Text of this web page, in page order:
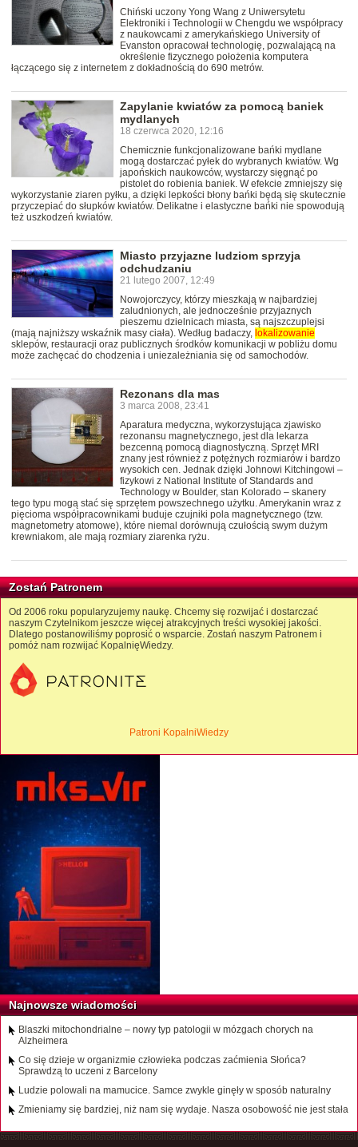
Chiński uczony Yong Wang z Uniwersytetu
Elektroniki i Technologii w Chengdu we współpracy
z naukowcami z amerykańskiego University of
Evanston opracował technologię, pozwalającą na
określenie fizycznego położenia komputera
łączącego się z internetem z dokładnością do 690 metrów.
Zapylanie kwiatów za pomocą baniek
mydlanych
18 czerwca 2020, 12:16
Chemicznie funkcjonalizowane bańki mydlane
mogą dostarczać pyłek do wybranych kwiatów. Wg
japońskich naukowców, wystarczy sięgnąć po
pistolet do robienia baniek. W efekcie zmniejszy się
wykorzystanie ziaren pyłku, a dzięki lepkości błony bańki będą się skutecznie
przyczepiać do słupków kwiatów. Delikatne i elastyczne bańki nie spowodują
też uszkodzeń kwiatów.
Miasto przyjazne ludziom sprzyja
odchudzaniu
21 lutego 2007, 12:49
Nowojorczycy, którzy mieszkają w najbardziej
zaludnionych, ale jednocześnie przyjaznych
pieszemu dzielnicach miasta, są najszczuplejsi
(mają najniższy wskaźnik masy ciała). Według badaczy, lokalizowanie
sklepów, restauracji oraz publicznych środków komunikacji w pobliżu domu
może zachęcać do chodzenia i uniezależniania się od samochodów.
Rezonans dla mas
3 marca 2008, 23:41
Aparatura medyczna, wykorzystująca zjawisko
rezonansu magnetycznego, jest dla lekarza
bezcenną pomocą diagnostyczną. Sprzęt MRI
znany jest również z potężnych rozmiarów i bardzo
wysokich cen. Jednak dzięki Johnowi Kitchingowi –
fizykowi z National Institute of Standards and
Technology w Boulder, stan Kolorado – skanery
tego typu mogą stać się sprzętem powszechnego użytku. Amerykanin wraz z
pięcioma współpracownikami buduje czujniki pola magnetycznego (tzw.
magnetometry atomowe), które niemal dorównują czułością swym dużym
krewniakom, ale mają rozmiary ziarenka ryżu.
Zostań Patronem
Od 2006 roku popularyzujemy naukę. Chcemy się rozwijać i dostarczać
naszym Czytelnikom jeszcze więcej atrakcyjnych treści wysokiej jakości.
Dlatego postanowiliśmy poprosić o wsparcie. Zostań naszym Patronem i
pomóż nam rozwijać KopalnięWiedzy.
Patroni KopalniWiedzy
Najnowsze wiadomości
Blaszki mitochondrialne – nowy typ patologii w mózgach chorych na
Alzheimera
Co się dzieje w organizmie człowieka podczas zaćmienia Słońca?
Sprawdzą to uczeni z Barcelony
Ludzie polowali na mamucice. Samce zwykle ginęły w sposób naturalny
Zmieniamy się bardziej, niż nam się wydaje. Nasza osobowość nie jest stała